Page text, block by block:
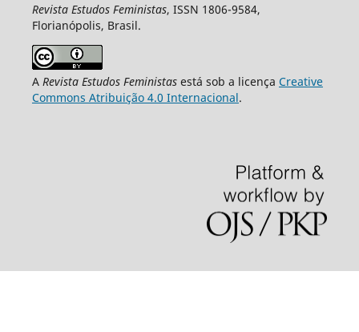
Revista Estudos Feministas, ISSN 1806-9584,
Florianópolis, Brasil.
A Revista Estudos Feministasestá sob a licença Creative
Commons Atribuição 4.0 Internacional.